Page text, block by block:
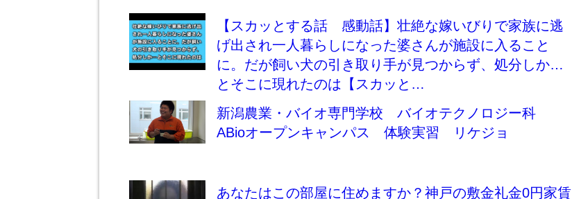
【スカッとする話 感動話】壮絶な嫁いびりで家族に逃
げ出され一人暮らしになった婆さんが施設に入ること
に。だが飼い犬の引き取り手が見つからず、処分しか…
とそこに現れたのは【スカッと…
新潟農業・バイオ専門学校 バイオテクノロジー科
ABioオープンキャンパス 体験実習 リケジョ
あなたはこの部屋に住めますか？神戸の敷金礼金0円家賃